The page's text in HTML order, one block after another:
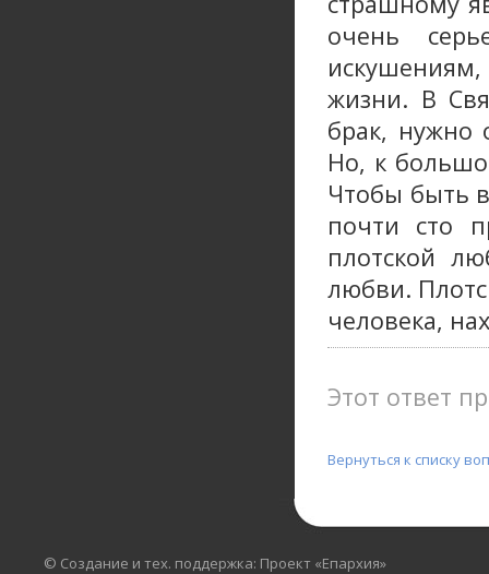
очень
жизни. В
брак, нужно
Но, к
Чтобы быть
почти сто
плотской
любви.
человека,
Этот ответ
Вернуться к списку
© Создание и тех. поддержка: Проект «Епархия»